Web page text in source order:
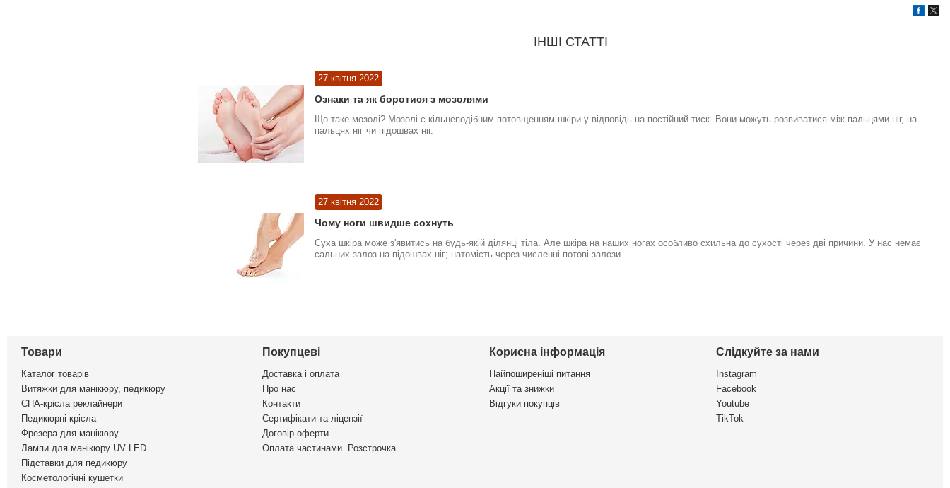
ІНШІ СТАТТІ
27 квітня 2022
Ознаки та як боротися з мозолями
Що таке мозолі? Мозолі є кільцеподібним потовщенням шкіри у відповідь на постійний тиск. Вони можуть розвиватися між пальцями ніг, на
пальцях ніг чи підошвах ніг.
27 квітня 2022
Чому ноги швидше сохнуть
Суха шкіра може з'явитись на будь-якій ділянці тіла. Але шкіра на наших ногах особливо схильна до сухості через дві причини. У нас немає
сальних залоз на підошвах ніг; натомість через численні потові залози.
Товари
Каталог товарів
Витяжки для манікюру, педикюру
СПА-крісла реклайнери
Педикюрні крісла
Фрезера для манікюру
Лампи для манікюру UV LED
Підставки для педикюру
Косметологічні кушетки
Покупцеві
Доставка і оплата
Про нас
Контакти
Сертифікати та ліцензії
Договір оферти
Оплата частинами. Розстрочка
Корисна інформація
Найпоширеніші питання
Акції та знижки
Відгуки покупців
Слідкуйте за нами
Instagram
Facebook
Youtube
TikTok